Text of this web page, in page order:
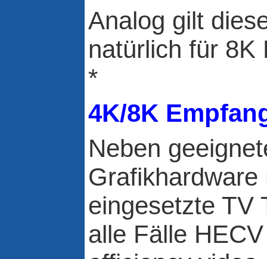
Analog gilt
natürlich für 8K
*
4K/8K
Neben
Grafikhardware
eingesetzte TV
alle Fälle